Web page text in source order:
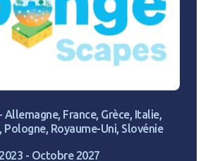
- Allemagne, France, Grèce, Italie,
Pologne, Royaume-Uni, Slovénie
- Octobre 2027